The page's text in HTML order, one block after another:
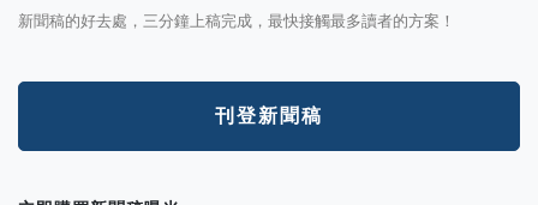
新聞稿的好去處，三分鐘上稿完成，最快接觸最多讀者的方案！
刊登新聞稿